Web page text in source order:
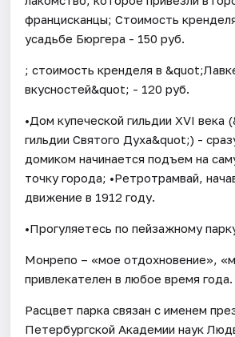
францисканцы; Стоимость
усадьбе Бюргера - 150 руб.
; стоимость кренделя в
вкусностей&quot; - 120 руб.
•Дом купеческой гильдии XVI века
гильдии Святого Духа&quot;) -
домиком начинается подъем на
точку города; •Ретротрамвай,
движение в 1912 году.
•Прогуляетесь по пейзажному
Монрепо – «мое отдохновение»,
привлекателен в любое время года.
Расцвет парка связан с именем
Петербургской Академии наук